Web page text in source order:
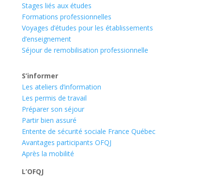
Stages liés aux études
Formations professionnelles
Voyages d’études pour les établissements
d’enseignement
Séjour de remobilisation professionnelle
S’informer
Les ateliers d’information
Les permis de travail
Préparer son séjour
Partir bien assuré
Entente de sécurité sociale France Québec
Avantages participants OFQJ
Après la mobilité
L’OFQJ